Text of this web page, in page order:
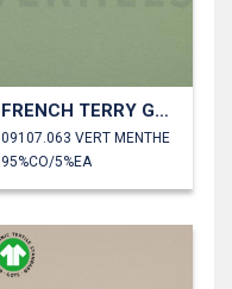
FRENCH TERRY GOTS
09107.063 VERT MENTHE
95%CO/5%EA